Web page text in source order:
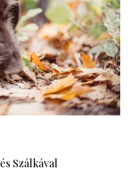
Szálkával